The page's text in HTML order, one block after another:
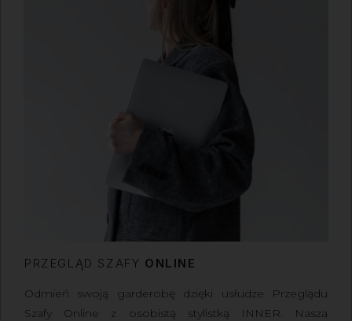
PRZEGLĄD SZAFY ONLINE
Odmień swoją garderobę dzięki usłudze Przeglądu
Szafy Online z osobistą stylistką INNER. Nasza